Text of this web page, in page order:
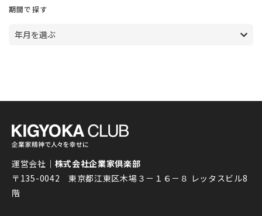
期間で探す
年月を選ぶ
運営会社｜ 株式会社企業家倶楽部
〒135-0042 東京都江東区木場３－１６－８ レッタスビル8
階